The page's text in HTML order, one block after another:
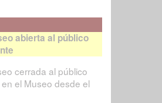
abierta al público
cerrada al público
el Museo desde el